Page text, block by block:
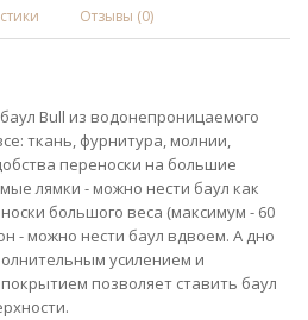
Отзывы (0)
Bull из водонепроницаемого
ткань, фурнитура, молнии,
переноски на большие
лямки - можно нести баул как
большого веса (максимум - 60
- можно нести баул вдвоем. А дно
усилением и
позволяет ставить баул